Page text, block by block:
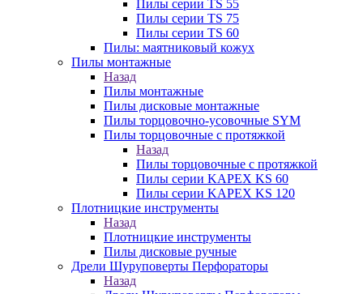
Пилы серии TS 55
Пилы серии TS 75
Пилы серии TS 60
Пилы: маятниковый кожух
Пилы монтажные
Назад
Пилы монтажные
Пилы дисковые монтажные
Пилы торцовочно-усовочные SYM
Пилы торцовочные с протяжкой
Назад
Пилы торцовочные с протяжкой
Пилы серии KAPEX KS 60
Пилы серии KAPEX KS 120
Плотницкие инструменты
Назад
Плотницкие инструменты
Пилы дисковые ручные
Дрели Шуруповерты Перфораторы
Назад